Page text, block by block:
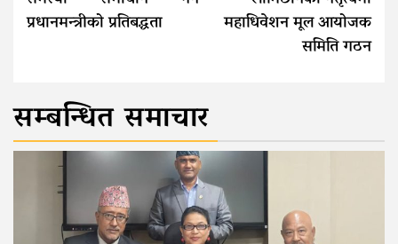
प्रधानमन्त्रीको प्रतिबद्धता महाधिवेशन मूल आयोजक
समिति गठन
सम्बन्धित समाचार